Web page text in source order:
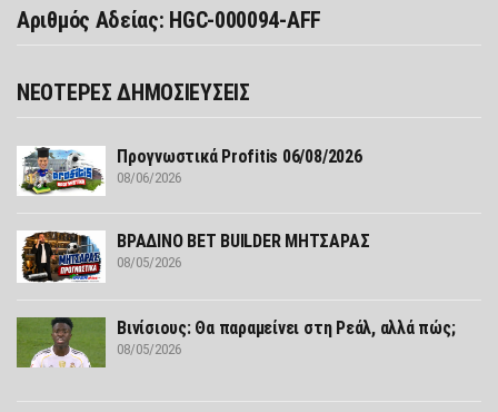
Αριθμός Αδείας: HGC-000094-AFF
ΝΕΟΤΕΡΕΣ ΔΗΜΟΣΙΕΥΣΕΙΣ
Προγνωστικά Profitis 06/08/2026
08/06/2026
ΒΡΑΔΙΝΟ BET BUILDER ΜΗΤΣΑΡΑΣ
08/05/2026
Βινίσιους: Θα παραμείνει στη Ρεάλ, αλλά πώς;
08/05/2026